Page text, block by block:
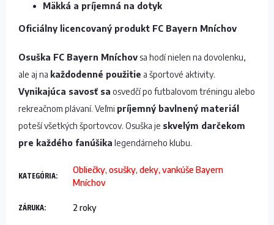
Mäkká a príjemná na dotyk
Oficiálny licencovaný produkt FC Bayern Mníchov
Osuška FC Bayern Mníchovsa hodí nielen na dovolenku,
ale aj na každodenné použitie a športové aktivity.
Vynikajúca savosť sa osvedčí po futbalovom tréningu alebo
rekreačnom plávaní. Veľmi príjemný bavlnený materiál
poteší všetkých športovcov. Osuška je skvelým darčekom
pre každého fanúšika legendárneho klubu.
KATEGÓRIA:
Obliečky, osušky, deky, vankúše Bayern
Mníchov
ZÁRUKA: 2 roky